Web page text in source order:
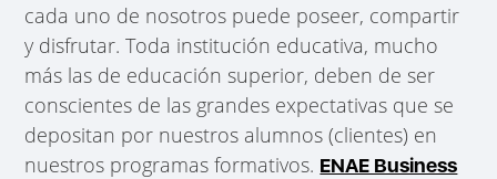
cada uno de nosotros puede poseer, compartir
y disfrutar. Toda institución educativa, mucho
más las de educación superior, deben de ser
conscientes de las grandes expectativas que se
depositan por nuestros alumnos (clientes) en
nuestros programas formativos. ENAE Business